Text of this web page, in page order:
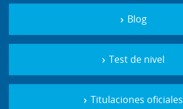
Blog
Test de nivel
Titulaciones oficiales